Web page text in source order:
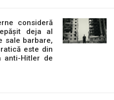
consideră
deja al
sale barbare,
este din
anti-Hitler de